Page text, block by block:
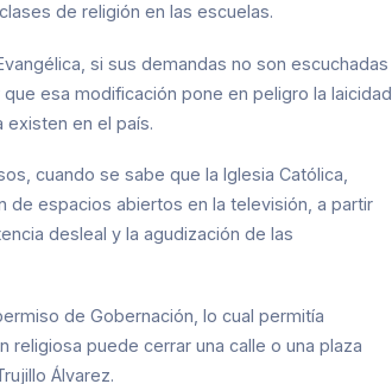
de religión en las escuelas.
si sus demandas no son escuchadas
esa modificación pone en peligro la laicidad
existen en el país.
cuando se sabe que la Iglesia Católica,
de espacios abiertos en la televisión, a partir
desleal y la agudización de las
de Gobernación, lo cual permitía
religiosa puede cerrar una calle o una plaza
Álvarez.